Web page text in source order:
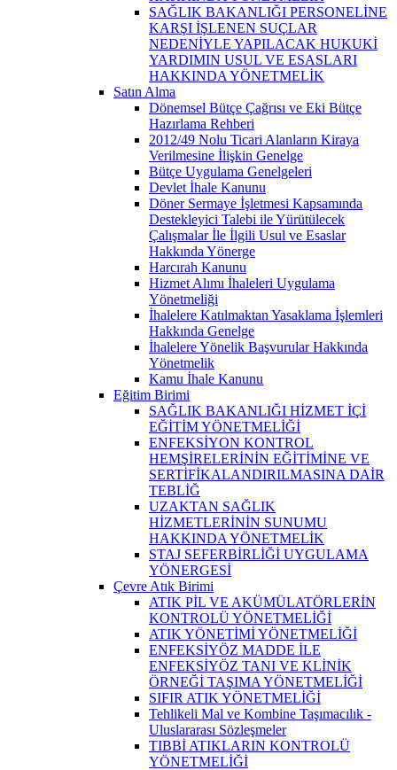
SAĞLIK BAKANLIĞI PERSONELİNE
KARŞI İŞLENEN SUÇLAR
NEDENİYLE YAPILACAK HUKUKİ
YARDIMIN USUL VE ESASLARI
HAKKINDA YÖNETMELİK
Satın Alma
Dönemsel Bütçe Çağrısı ve Eki Bütçe
Hazırlama Rehberi
2012/49 Nolu Ticari Alanların Kiraya
Verilmesine İlişkin Genelge
Bütçe Uygulama Genelgeleri
Devlet İhale Kanunu
Döner Sermaye İşletmesi Kapsamında
Destekleyici Talebi ile Yürütülecek
Çalışmalar İle İlgili Usul ve Esaslar
Hakkında Yönerge
Harcırah Kanunu
Hizmet Alımı İhaleleri Uygulama
Yönetmeliği
İhalelere Katılmaktan Yasaklama İşlemleri
Hakkında Genelge
İhalelere Yönelik Başvurular Hakkında
Yönetmelik
Kamu İhale Kanunu
Eğitim Birimi
SAĞLIK BAKANLIĞI HİZMET İÇİ
EĞİTİM YÖNETMELİĞİ
ENFEKSİYON KONTROL
HEMŞİRELERİNİN EĞİTİMİNE VE
SERTİFİKALANDIRILMASINA DAİR
TEBLİĞ
UZAKTAN SAĞLIK
HİZMETLERİNİN SUNUMU
HAKKINDA YÖNETMELİK
STAJ SEFERBİRLİĞİ UYGULAMA
YÖNERGESİ
Çevre Atık Birimi
ATIK PİL VE AKÜMÜLATÖRLERİN
KONTROLÜ YÖNETMELİĞİ
ATIK YÖNETİMİ YÖNETMELİĞİ
ENFEKSİYÖZ MADDE İLE
ENFEKSİYÖZ TANI VE KLİNİK
ÖRNEĞİ TAŞIMA YÖNETMELİĞİ
SIFIR ATIK YÖNETMELİĞİ
Tehlikeli Mal ve Kombine Taşımacılık -
Uluslararası Sözleşmeler
TIBBİ ATIKLARIN KONTROLÜ
YÖNETMELİĞİ